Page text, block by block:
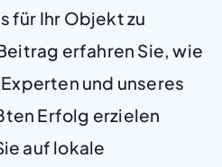
für Ihr Objekt zu
erfahren Sie, wie
und unseres
Erfolg erzielen
auf lokale